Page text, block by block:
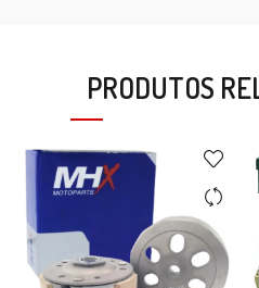
PRODUTOS